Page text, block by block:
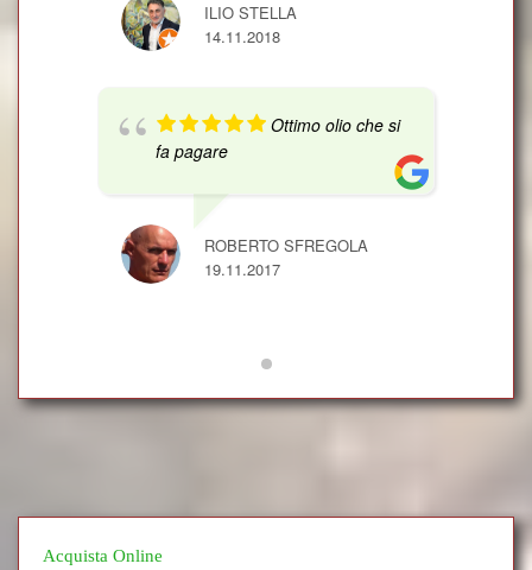
ILIO STELLA
14.11.2018
Ottimo olio che si
fa pagare
ROBERTO SFREGOLA
19.11.2017
Acquista Online